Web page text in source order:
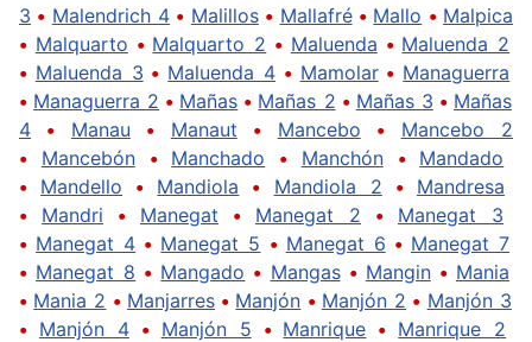
3 • Malendrich 4 • Malillos• Mallafré• Mallo • Malpica
• Malquarto • Malquarto 2 • Maluenda • Maluenda 2
• Maluenda 3 • Maluenda 4 • Mamolar• Managuerra
• Managuerra 2 • Mañas • Mañas 2 • Mañas 3 • Mañas
4 • Manau • Manaut • Mancebo • Mancebo 2
• Mancebón• Manchado • Manchón• Mandado
• Mandello • Mandiola • Mandiola 2 • Mandresa
• Mandri • Manegat • Manegat 2 • Manegat 3
• Manegat 4 • Manegat 5 • Manegat 6 • Manegat 7
• Manegat 8 • Mangado • Mangas• Mangin• Mania
• Mania 2 • Manjarres• Manjón • Manjón 2 • Manjón 3
• Manjón 4• Manjón 5 • Manrique • Manrique 2